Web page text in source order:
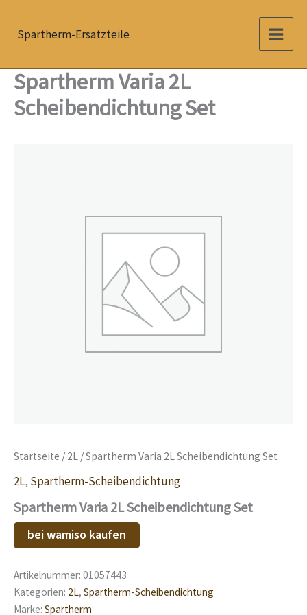
InhaltSpartherm-Ersatzteile
Spartherm Varia 2L
Scheibendichtung Set
Startseite / 2L / Spartherm Varia 2L Scheibendichtung Set
2L, Spartherm-Scheibendichtung
Spartherm Varia 2L Scheibendichtung Set
bei wamiso kaufen
Artikelnummer: 01057443
Kategorien: 2L, Spartherm-Scheibendichtung
Marke: Spartherm